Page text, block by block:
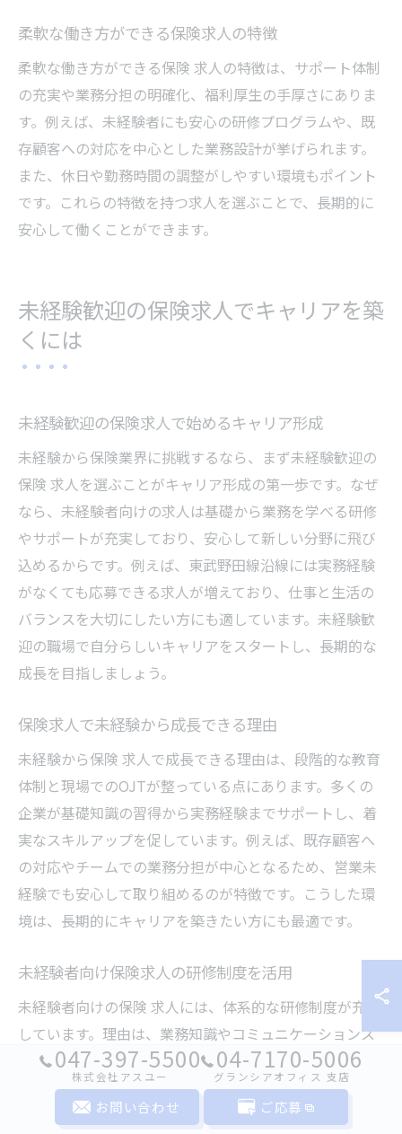
柔軟な働き方ができる保険求人の特徴
柔軟な働き方ができる保険 求人の特徴は、サポート体制
の充実や業務分担の明確化、福利厚生の手厚さにありま
す。例えば、未経験者にも安心の研修プログラムや、既
存顧客への対応を中心とした業務設計が挙げられます。
また、休日や勤務時間の調整がしやすい環境もポイント
です。これらの特徴を持つ求人を選ぶことで、長期的に
安心して働くことができます。
未経験歓迎の保険求人でキャリアを築
くには
未経験歓迎の保険求人で始めるキャリア形成
未経験から保険業界に挑戦するなら、まず未経験歓迎の
保険 求人を選ぶことがキャリア形成の第一歩です。なぜ
なら、未経験者向けの求人は基礎から業務を学べる研修
やサポートが充実しており、安心して新しい分野に飛び
込めるからです。例えば、東武野田線沿線には実務経験
がなくても応募できる求人が増えており、仕事と生活の
バランスを大切にしたい方にも適しています。未経験歓
迎の職場で自分らしいキャリアをスタートし、長期的な
成長を目指しましょう。
保険求人で未経験から成長できる理由
未経験から保険 求人で成長できる理由は、段階的な教育
体制と現場でのOJTが整っている点にあります。多くの
企業が基礎知識の習得から実務経験までサポートし、着
実なスキルアップを促しています。例えば、既存顧客へ
の対応やチームでの業務分担が中心となるため、営業未
経験でも安心して取り組めるのが特徴です。こうした環
境は、長期的にキャリアを築きたい方にも最適です。
未経験者向け保険求人の研修制度を活用
未経験者向けの保険 求人には、体系的な研修制度が充実
しています。理由は、業務知識やコミュニケーションス
キルを段階的に習得できる環境が整っているからです。
例えば、現場でのOJTや定期的な座学研修、先輩社員に
よるマンツーマンサポートが挙げられます。こうした研
047-397-5500
株式会社アスユー
04-7170-5006
グランシアオフィス ⽀店
お問い合わせ ご応募